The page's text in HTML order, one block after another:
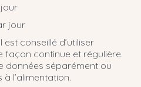
jour
conseillé d’utiliser
façon continue et régulière.
données séparément ou
l’alimentation.